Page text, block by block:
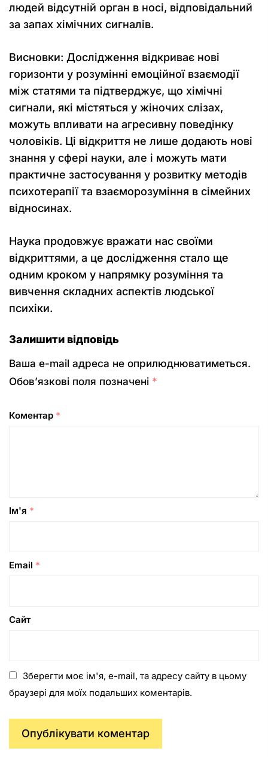
людей відсутній орган в носі, відповідальний
за запах хімічних сигналів.
Висновки: Дослідження відкриває нові
горизонти у розумінні емоційної взаємодії
між статями та підтверджує, що хімічні
сигнали, які містяться у жіночих слізах,
можуть впливати на агресивну поведінку
чоловіків. Ці відкриття не лише додають нові
знання у сфері науки, але і можуть мати
практичне застосування у розвитку методів
психотерапії та взаєморозуміння в сімейних
відносинах.
Наука продовжує вражати нас своїми
відкриттями, а це дослідження стало ще
одним кроком у напрямку розуміння та
вивчення складних аспектів людської
психіки.
Залишити відповідь
Ваша e-mail адреса не оприлюднюватиметься.
Обов’язкові поля позначені *
Коментар *
Ім'я *
Email *
Сайт
Зберегти моє ім'я, e-mail, та адресу сайту в цьому
браузері для моїх подальших коментарів.